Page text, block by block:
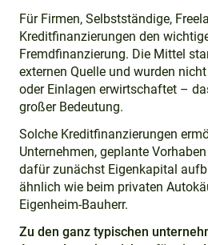
Für Firmen, Selbstständige,
Kreditfinanzierungen den
Fremdfinanzierung. Die Mittel
externen Quelle und wurden
oder Einlagen erwirtschaftet –
großer Bedeutung.
Solche Kreditfinanzierungen
Unternehmen, geplante
dafür zunächst Eigenkapital
ähnlich wie beim privaten
Eigenheim-Bauherr.
Zu den ganz typischen